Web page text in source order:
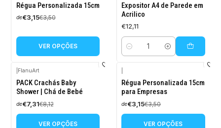
-10%
DESCONTO
Régua Personalizada 15cm
de€3,15€3,50
VER OPÇÕES
Expositor A4 de Parede em
Acrilico
€12,11
Quantidade
-10%
DESCONTO
FlanuArt
PACK Crachás Baby
Shower | Chá de Bebé
de€7,31€8,12
VER OPÇÕES
-10%
DESCONTO
Régua Personalizada 15cm
para Empresas
de€3,15€3,50
VER OPÇÕES